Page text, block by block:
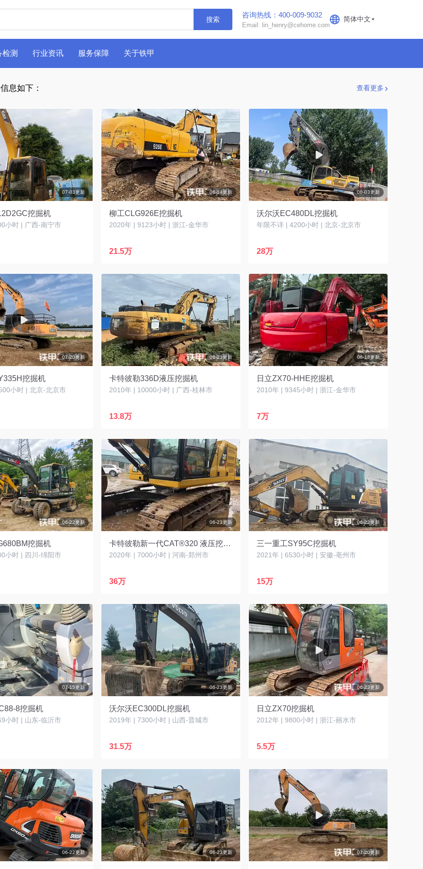
搜索
咨询热线：400-009-9032
Email: lin_henry@cehome.com
简体中文
检测 行业资讯 服务保障 关于铁甲
息如下： 查看更多
07-03更新
挖掘机
小时 | 广西-南宁市
06-14更新
柳工CLG926E挖掘机
2020年 | 9123小时 | 浙江-金华市
21.5万
08-03更新
沃尔沃EC480DL挖掘机
年限不详 | 4200小时 | 北京-北京市
28万
07-20更新
挖掘机
小时 | 北京-北京市
06-23更新
卡特彼勒336D液压挖掘机
2010年 | 10000小时 | 广西-桂林市
13.8万
06-18更新
日立ZX70-HHE挖掘机
2010年 | 9345小时 | 浙江-金华市
7万
06-22更新
挖掘机
小时 | 四川-绵阳市
06-23更新
卡特彼勒新一代CAT®320 液压挖掘机
2020年 | 7000小时 | 河南-郑州市
36万
06-22更新
三一重工SY95C挖掘机
2021年 | 6530小时 | 安徽-亳州市
15万
07-15更新
8挖掘机
小时 | 山东-临沂市
06-23更新
沃尔沃EC300DL挖掘机
2019年 | 7300小时 | 山西-晋城市
31.5万
06-23更新
日立ZX70挖掘机
2012年 | 9800小时 | 浙江-丽水市
5.5万
06-22更新 06-23更新 07-20更新